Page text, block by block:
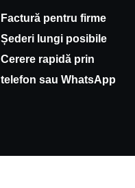
Factură pentru firme
Șederi lungi posibile
Cerere rapidă prin
telefon sau WhatsApp